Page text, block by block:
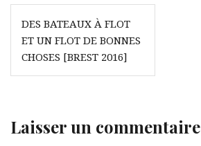
Navigation
de
l’article
DES BATEAUX À FLOT
ET UN FLOT DE BONNES
CHOSES [BREST 2016]
Laisser un commentaire